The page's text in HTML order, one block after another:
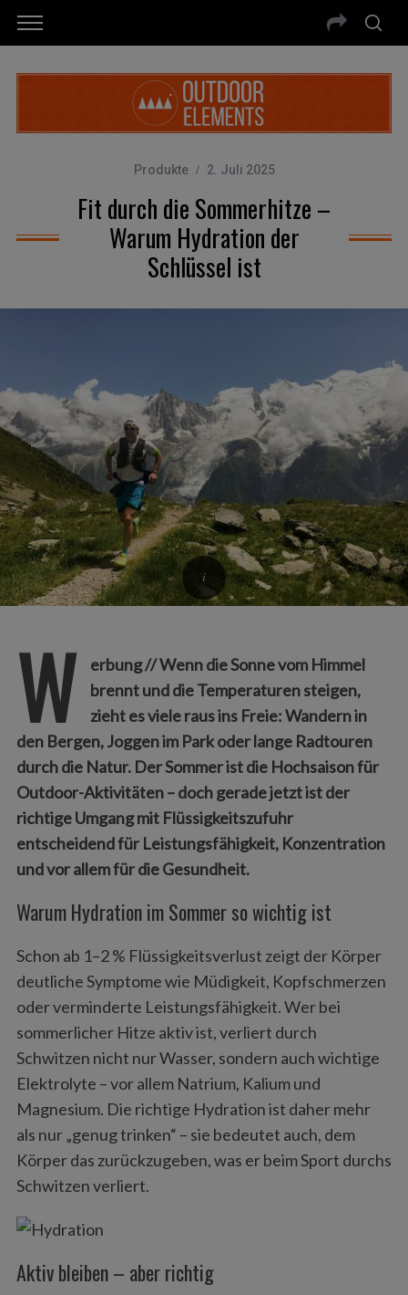
Produkte 2. Juli 2025
Fit durch die Sommerhitze –
Warum Hydration der
Schlüssel ist
W
erbung // Wenn die Sonne vom Himmel
brennt und die Temperaturen steigen,
zieht es viele raus ins Freie: Wandern in
den Bergen, Joggen im Park oder lange Radtouren
durch die Natur. Der Sommer ist die Hochsaison für
Outdoor-Aktivitäten – doch gerade jetzt ist der
richtige Umgang mit Flüssigkeitszufuhr
entscheidend für Leistungsfähigkeit, Konzentration
und vor allem für die Gesundheit.
Warum Hydration im Sommer so wichtig ist
Schon ab 1–2 % Flüssigkeitsverlust zeigt der Körper
deutliche Symptome wie Müdigkeit, Kopfschmerzen
oder verminderte Leistungsfähigkeit. Wer bei
sommerlicher Hitze aktiv ist, verliert durch
Schwitzen nicht nur Wasser, sondern auch wichtige
Elektrolyte – vor allem Natrium, Kalium und
Magnesium. Die richtige Hydration ist daher mehr
als nur „genug trinken“ – sie bedeutet auch, dem
Körper das zurückzugeben, was er beim Sport durchs
Schwitzen verliert.
Aktiv bleiben – aber richtig